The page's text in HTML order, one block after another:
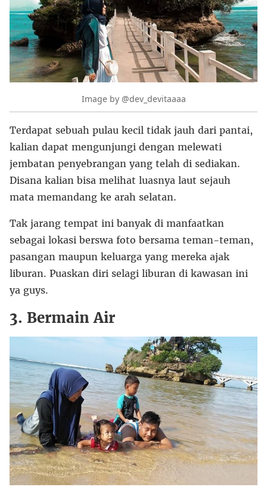
Image by @dev_devitaaaa
Terdapat sebuah pulau kecil tidak jauh dari pantai,
kalian dapat mengunjungi dengan melewati
jembatan penyebrangan yang telah di sediakan.
Disana kalian bisa melihat luasnya laut sejauh
mata memandang ke arah selatan.
Tak jarang tempat ini banyak di manfaatkan
sebagai lokasi berswa foto bersama teman-teman,
pasangan maupun keluarga yang mereka ajak
liburan. Puaskan diri selagi liburan di kawasan ini
ya guys.
3. Bermain Air